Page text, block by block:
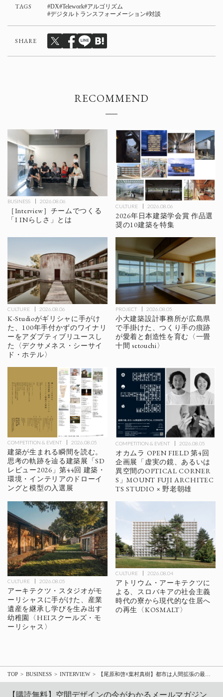
TAGS DX Telework アルゴリズム
デジタルトランスフォーメーション 対談
SHARE
RECOMMEND
BUSINESS 2026.08.06
［Interview］チームでつくる
「I INらしさ」とは
CULTURE 2026.08.06
2026年日本建築学会賞 作品選
奨の10建築を特集
CULTURE 2026.08.06
K-Studioがギリシャに手がけ
た、100年手付かずのワイナリ
ーをアダプティブリユースし
た〈デクサメネス・シーサイ
ド・ホテル〉
PROJECT 2026.08.05
小大建築設計事務所が広島県
で手掛けた、つくり手の痕跡
が愛着と創造性を育む〈一畳
十間 setouchi〉
COMPETITION & EVENT 2026.08.05
建築が生まれる瞬間を読む。
思考の軌跡を辿る建築展「SD
レビュー2026」第44回 建築・
環境・インテリアのドローイ
ングと模型の入選展
COMPETITION & EVENT 2026.08.05
オカムラ OPEN FIELD 第4回
企画展「虚実の鏡、あるいは
異空間のOPTICAL CORNER
S」MOUNT FUJI ARCHITEC
TS STUDIO × 野老朝雄
CULTURE 2026.08.05
アーキテクツ・スタジオがモ
ーリシャスに手がけた、産業
遺産を継承し学びを生み出す
幼稚園〈HEIスクールズ・モ
ーリシャス〉
CULTURE 2026.08.04
アトリウム・アーキテクツに
よる、スロバキアの社会主義
時代の寮から現代的な住居へ
の再生〈KOSMALT〉
TOP BUSINESS INTERVIEW 【尾原和啓☓葉村真樹】都市は人間拡張の最大形態である─「都市5.0」をめぐってー（『BIZ/ZIN』より）
【購読無料】空間デザインの今がわかるメールマガジン